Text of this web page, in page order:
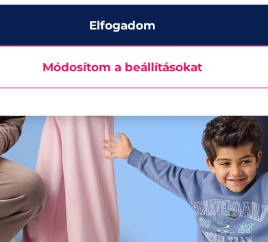
Elfogadom
Módosítom a beállításokat